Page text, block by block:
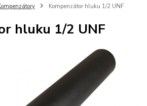
Kompenzátor hluku 1/2 UNF
hluku 1/2 UNF